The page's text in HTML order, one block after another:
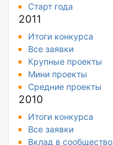
Старт года
2011
Итоги конкурса
Все заявки
Крупные проекты
Мини проекты
Средние проекты
2010
Итоги конкурса
Все заявки
Вклад в сообщество